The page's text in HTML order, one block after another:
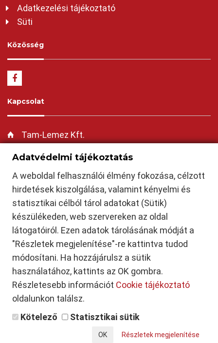
Adatkezelési tájékoztató
Süti
Közösség
Kapcsolat
Tam-Lemez Kft.
Trapézlemez Siófok Szendvicspanel Siófok
Mobilgarázs Siófok| Cserepeslemez Dombóvár |Trapézlemez Dombóvár
Csibrák|Csikóstőttős| Dalmand| Döbrököz|Gyulaj| Jágónak|Kapospula
Kaposszekcső | Kocsola| Lápafő Nak|Szakcs Várong Balatonföldvár
Zamárdi | Balatonszárszó|Ádánd | Balatonendréd| Balatonőszöd| Balatonszabadi
Balatonszemes|Balatonvilágos |Bálványos|Kereki |Kőröshegy|Kötcse|Nagyberény
Pusztaszemes
Gyönk|Simontornya |Hőgyész|Pincehely |Belecska | Diósberény
Koppányszántó|Magyarkeszi|Miszla |Mucsi |Nagykónyi |Nagyszékely
Nagyszokoly
| | Pári Regöly Szakadát |Szakály| Szárazd | Tolnanémedi
Udvari | Újireg | Varsád| Tab
Adatvédelmi tájékoztatás
A weboldal felhasználói élmény fokozása, célzott
hirdetések kiszolgálása, valamint kényelmi és
statisztikai célból tárol adatokat (Sütik)
készülékeden, web szervereken az oldal
látogatóiról. Ezen adatok tárolásának módját a
"Részletek megjelenítése"-re kattintva tudod
módosítani. Ha hozzájárulsz a sütik
használatához, kattints az OK gombra.
Részletesebb információt Cookie tájékoztató
oldalunkon találsz.
Kötelező
Statisztikai sütik
Részletek megjelenítése